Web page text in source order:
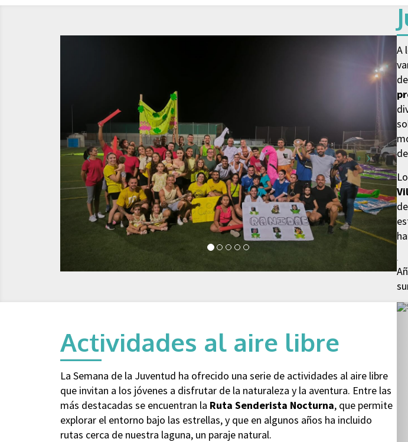
A
.
Actividades al aire libre
La Semana de la Juventud ha ofrecido una serie de actividades al aire libre
que invitan a los jóvenes a disfrutar de la naturaleza y la aventura. Entre las
más destacadas se encuentran la Ruta Senderista Nocturna, que permite
explorar el entorno bajo las estrellas, y que en algunos años ha incluido
rutas cerca de nuestra laguna, un paraje natural.